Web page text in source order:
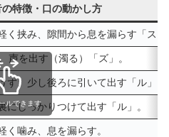
の特徴・口の動かし方
く挟み、隙間から息を漏らす「ス」
声を出す（濁る）「ズ」。
ず、少し後ろに引いて出す「ル」。
にしっかりつけて出す「ル」。
く噛み、息を漏らす。
ルできます